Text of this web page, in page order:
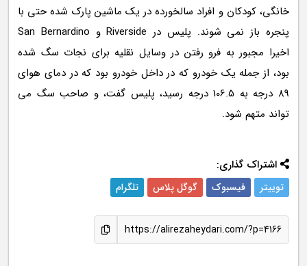
خانگی، کودکان و افراد سالخورده در یک ماشین پارک شده حتی با
پنجره باز نمی شوند. پلیس در Riverside و San Bernardino
اخیرا مجبور به فرو رفتن در وسایل نقلیه برای نجات سگ شده
بود، از جمله یک خودرو که در داخل خودرو بود که در دمای هوای
89 درجه به 106.5 درجه رسید، پلیس گفت، و صاحب سگ می
تواند متهم شود.
اشتراک گذاری:
توییتر فیسبوک گوگل پلاس تلگرام
https://alirezaheydari.com/?p=4166